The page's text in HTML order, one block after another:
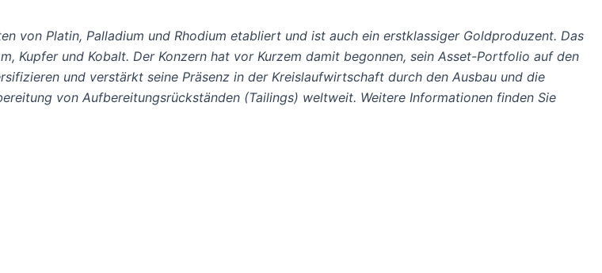
von Platin, Palladium und Rhodium etabliert und ist auch ein erstklassiger Goldproduzent. Das
Kupfer und Kobalt. Der Konzern hat vor Kurzem damit begonnen, sein Asset-Portfolio auf den
und verstärkt seine Präsenz in der Kreislaufwirtschaft durch den Ausbau und die
von Aufbereitungsrückständen (Tailings) weltweit. Weitere Informationen finden Sie